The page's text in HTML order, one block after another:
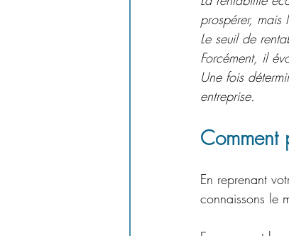
prospérer, mais
Le seuil de
Forcément, il
Une fois
entreprise.
Comment
En reprenant
connaissons le